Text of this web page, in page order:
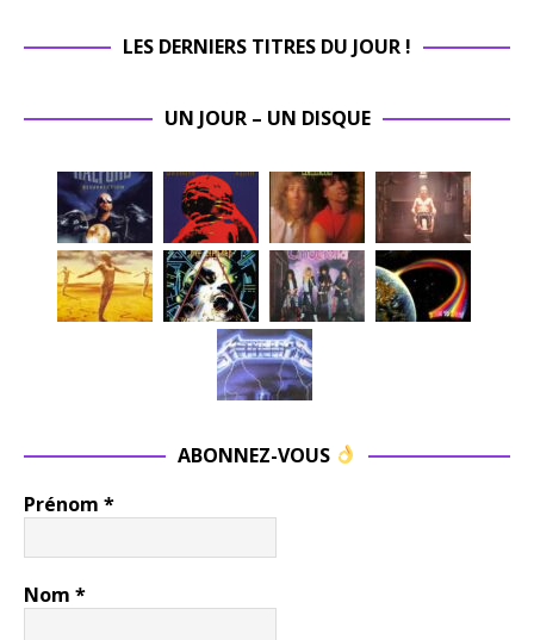
LES DERNIERS TITRES DU JOUR !
UN JOUR – UN DISQUE
ABONNEZ-VOUS
Prénom *
Nom *